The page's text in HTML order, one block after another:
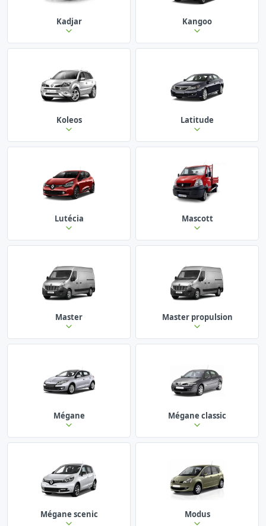
Kadjar Kangoo
Koleos Latitude
Lutécia Mascott
Master Master propulsion
Mégane Mégane classic
Mégane scenic Modus